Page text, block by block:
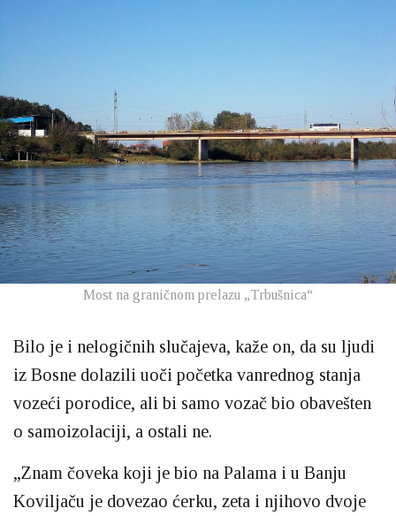
Most na graničnom prelazu „Trbušnica“
Bilo je i nelogičnih slučajeva, kaže on, da su ljudi
iz Bosne dolazili uoči početka vanrednog stanja
vozeći porodice, ali bi samo vozač bio obavešten
o samoizolaciji, a ostali ne.
„Znam čoveka koji je bio na Palama i u Banju
Koviljaču je dovezao ćerku, zeta i njihovo dvoje